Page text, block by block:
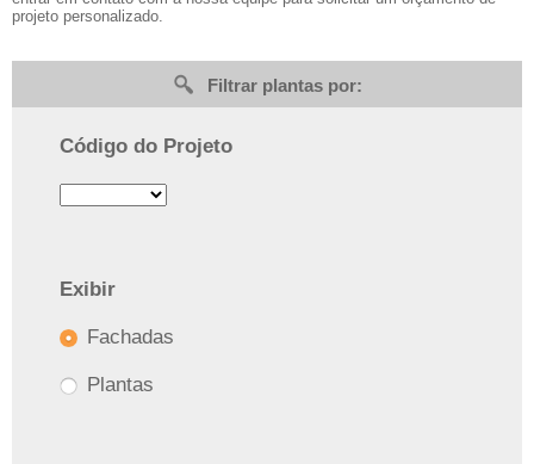
projeto personalizado.
Filtrar plantas por:
Código do Projeto
Exibir
Fachadas
Plantas